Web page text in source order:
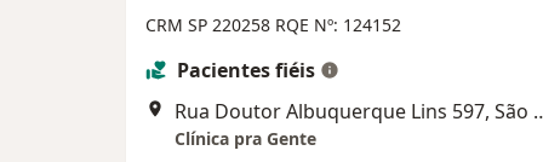
CRM SP 220258 RQE Nº: 124152
Pacientes fiéis
Rua Doutor
Clínica pra Gente